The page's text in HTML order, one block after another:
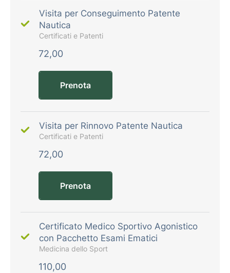
Visita per Conseguimento Patente
Nautica
Certificati e Patenti
72,00
Prenota
Visita per Rinnovo Patente Nautica
Certificati e Patenti
72,00
Prenota
Certificato Medico Sportivo Agonistico
con Pacchetto Esami Ematici
Medicina dello Sport
110,00